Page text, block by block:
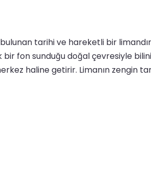
bulunan tarihi ve hareketli bir
bir fon sunduğu doğal çevresiyle
haline getirir. Limanın zengin